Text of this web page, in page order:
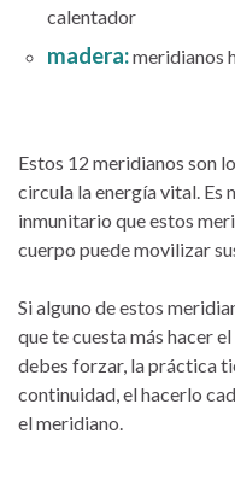
calentador
madera:meridianos
Estos 12 meridianos son
circula la energía vital. Es
inmunitario que estos
cuerpo puede movilizar
Si alguno de estos
que te cuesta más hacer
debes forzar, la práctica
continuidad, el hacerlo
el meridiano.